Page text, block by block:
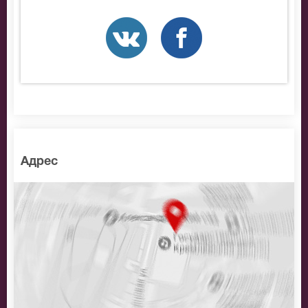
Beautiful Boys, позвоните нам в call-центр и мы
обязательно подберем Вам лучшие места по
Адрес